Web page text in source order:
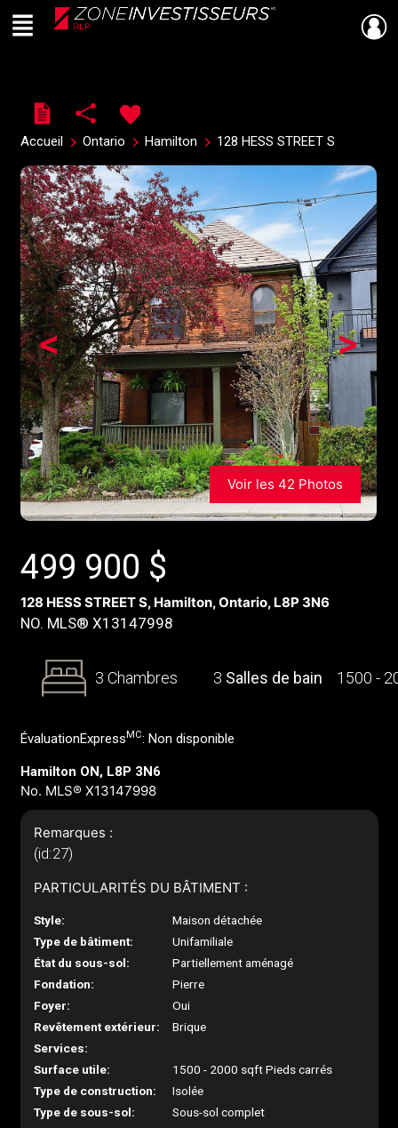
Live
En Direct
Menu
Accueil Ontario Hamilton 128 HESS STREET S
>
<
Voir les 42 Photos
499 900 $
128 HESS STREET S, Hamilton, Ontario, L8P 3N6
NO. MLS® X13147998
3 Chambres 3 Salles de bain 1500 -
ÉvaluationExpress MC: Non disponible
Hamilton ON, L8P 3N6
No. MLS® X13147998
Remarques :
(id:27)
PARTICULARITÉS DU BÂTIMENT :
Style:
Maison détachée
Type de bâtiment:
Unifamiliale
État du sous-sol:
Partiellement aménagé
Fondation:
Pierre
Foyer:
Oui
Revêtement extérieur:
Brique
Services:
Surface utile:
1500 - 2000 sqft Pieds carrés
Type de construction:
Isolée
Type de sous-sol:
Sous-sol complet